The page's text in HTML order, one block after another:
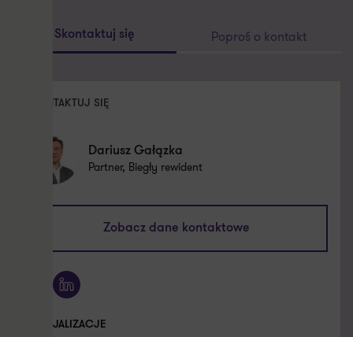
Skontaktuj się Poproś o kontakt
SKONTAKTUJ SIĘ
Dariusz Gałązka
Partner, Biegły rewident
Zobacz dane kontaktowe
LinkedIn
SPECJALIZACJE